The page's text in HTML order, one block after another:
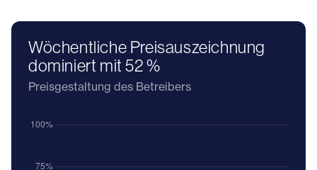
Wöchentliche Preisauszeichnung
dominiert mit 52 %
Preisgestaltung des Betreibers